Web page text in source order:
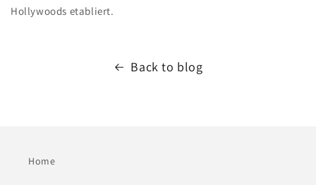
Hollywoods etabliert.
Back to blog
Home